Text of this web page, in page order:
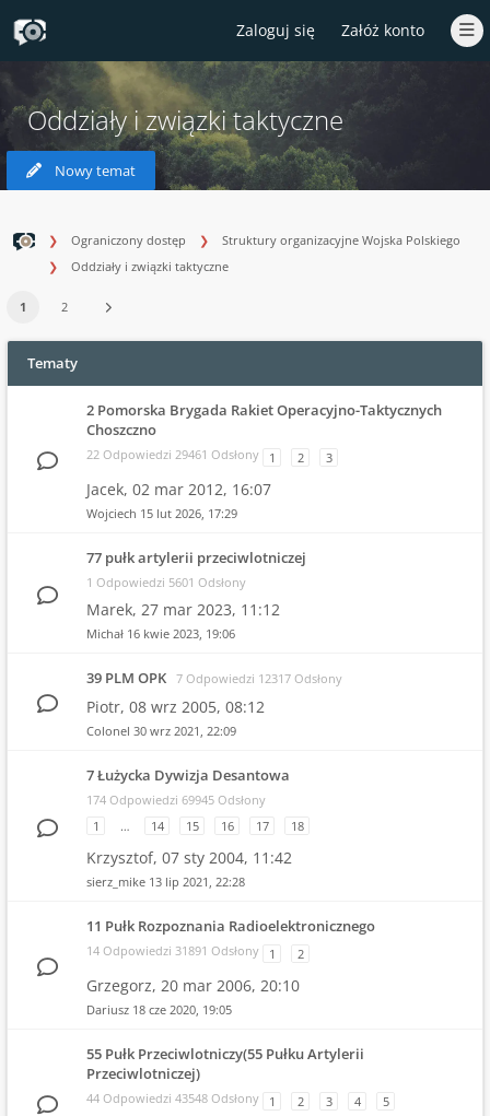
Zaloguj się Załóż konto
Oddziały i związki taktyczne
Nowy temat
Ograniczony dostęp
Struktury organizacyjne Wojska Polskiego
Oddziały i związki taktyczne
1 2
Tematy
2 Pomorska Brygada Rakiet Operacyjno-Taktycznych
Choszczno
22 Odpowiedzi 29461 Odsłony 1 2 3
Jacek, 02 mar 2012, 16:07
Wojciech 15 lut 2026, 17:29
77 pułk artylerii przeciwlotniczej
1 Odpowiedzi 5601 Odsłony
Marek, 27 mar 2023, 11:12
Michał 16 kwie 2023, 19:06
39 PLM OPK 7 Odpowiedzi 12317 Odsłony
Piotr, 08 wrz 2005, 08:12
Colonel 30 wrz 2021, 22:09
7 Łużycka Dywizja Desantowa
174 Odpowiedzi 69945 Odsłony
1
… 14 15 16 17 18
Krzysztof, 07 sty 2004, 11:42
sierz_mike 13 lip 2021, 22:28
11 Pułk Rozpoznania Radioelektronicznego
14 Odpowiedzi 31891 Odsłony 1 2
Grzegorz, 20 mar 2006, 20:10
Dariusz 18 cze 2020, 19:05
55 Pułk Przeciwlotniczy(55 Pułku Artylerii
Przeciwlotniczej)
44 Odpowiedzi 43548 Odsłony 1 2 3 4 5